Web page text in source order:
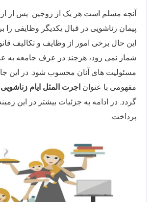
آنچه مسلم است هر یک از زوجین پس از
پیمان زناشویی در قبال یکدیگر وظایفی را
این حال برخی امور از وظایف و تکالیف
شمار نمی رود، هرچند در عرف جامعه به
مسئولیت های آنان محسوب شود. در این
مفهومی با عنوان اجرت المثل ایام زناشویی
گردد. در ادامه به جزئیات بیشتر در این
پرداخت.